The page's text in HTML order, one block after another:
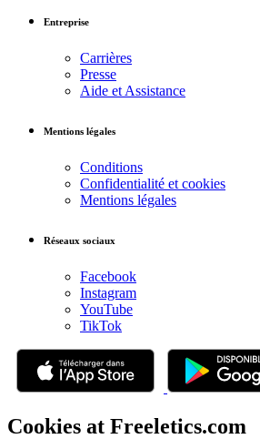
Entreprise
Carrières
Presse
Aide et Assistance
Mentions légales
Conditions
Confidentialité et cookies
Mentions légales
Réseaux sociaux
Facebook
Instagram
YouTube
TikTok
Cookies at Freeletics.com